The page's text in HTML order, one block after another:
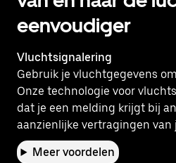
eenvoudiger
Vluchtsignalering
Gebruik je vluchtgegevens
Onze technologie voor
dat je een melding krijgt bij
aanzienlijke vertragingen van
Meer voordelen